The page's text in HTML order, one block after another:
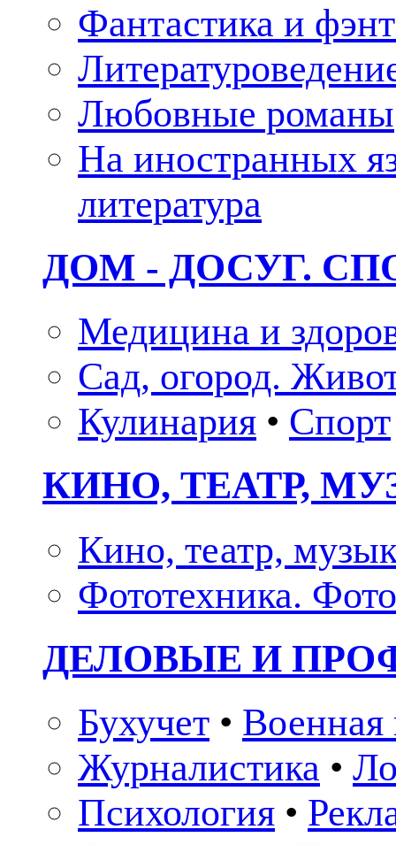
Фантастика и
Любовные романы
На иностранных
литература
ДОМ - ДОСУГ.
Медицина и
Сад, огород.
Кулинария • Спорт
КИНО, ТЕАТР,
Кино, театр,
Фототехника.
ДЕЛОВЫЕ И
Бухучет • Военная
Журналистика •
Психология •